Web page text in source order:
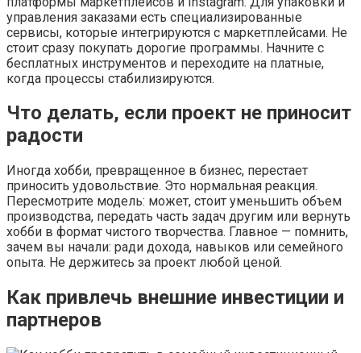
управления заказами есть специализированные
сервисы, которые интегрируются с маркетплейсами. Не
стоит сразу покупать дорогие программы. Начните с
бесплатных инструментов и переходите на платные,
когда процессы стабилизируются.
Что делать, если проект не приносит
радости
Иногда хобби, превращенное в бизнес, перестает
приносить удовольствие. Это нормальная реакция.
Пересмотрите модель: может, стоит уменьшить объем
производства, передать часть задач другим или вернуть
хобби в формат чистого творчества. Главное — помнить,
зачем вы начали: ради дохода, навыков или семейного
опыта. Не держитесь за проект любой ценой.
Как привлечь внешние инвестиции и
партнеров